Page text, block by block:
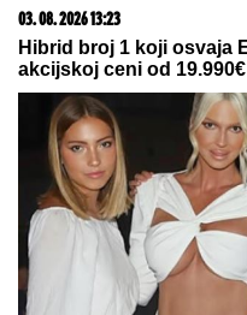
03. 08. 2026 13:23
Hibrid broj 1 koji osvaja
akcijskoj ceni od